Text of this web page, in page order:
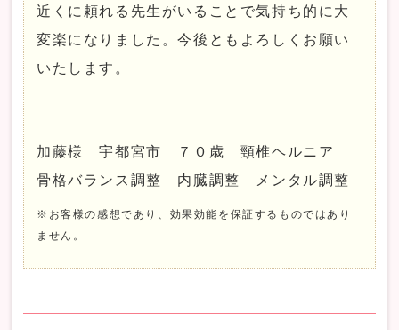
近くに頼れる先生がいることで気持ち的に大
変楽になりました。今後ともよろしくお願い
いたします。
加藤様 宇都宮市 ７０歳 頸椎ヘルニア
骨格バランス調整 内臓調整 メンタル調整
※お客様の感想であり、効果効能を保証するものではあり
ません。